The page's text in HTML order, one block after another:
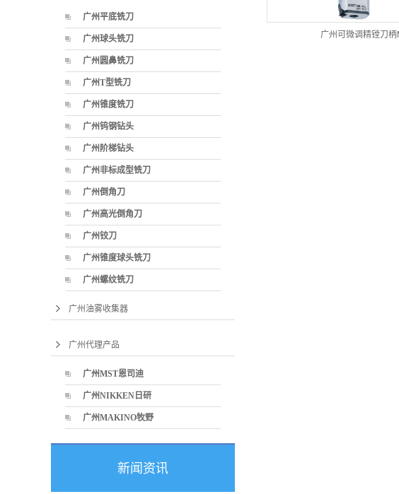
广州平底铣刀
广州球头铣刀
广州圆鼻铣刀
广州T型铣刀
广州锥度铣刀
广州钨钢钻头
广州阶梯钻头
广州非标成型铣刀
广州倒角刀
广州高光倒角刀
广州铰刀
广州锥度球头铣刀
广州螺纹铣刀
广州油雾收集器
广州代理产品
广州MST恩司迪
广州NIKKEN日研
广州MAKINO牧野
新闻资讯
广州可微调精镗刀柄